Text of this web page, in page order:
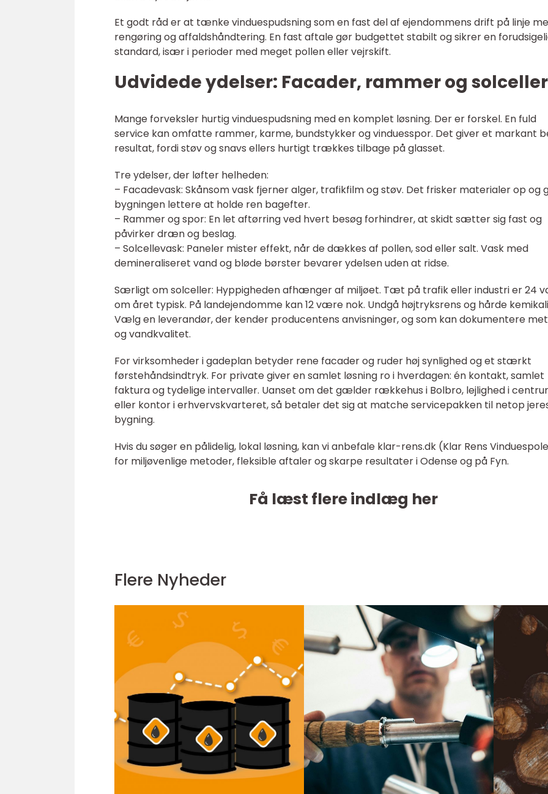
Et godt råd er at tænke vinduespudsning som en fast del af ejendommens drift på linje
rengøring og affaldshåndtering. En fast aftale gør budgettet stabilt og sikrer en
standard, især i perioder med meget pollen eller vejrskift.
Udvidede ydelser: Facader, rammer og solceller
Mange forveksler hurtig vinduespudsning med en komplet løsning. Der er forskel. En fuld
service kan omfatte rammer, karme, bundstykker og vinduesspor. Det giver et markant
resultat, fordi støv og snavs ellers hurtigt trækkes tilbage på glasset.
Tre ydelser, der løfter helheden:
– Facadevask: Skånsom vask fjerner alger, trafikfilm og støv. Det frisker materialer op og
bygningen lettere at holde ren bagefter.
– Rammer og spor: En let aftørring ved hvert besøg forhindrer, at skidt sætter sig fast og
påvirker dræn og beslag.
– Solcellevask: Paneler mister effekt, når de dækkes af pollen, sod eller salt. Vask med
demineraliseret vand og bløde børster bevarer ydelsen uden at ridse.
Særligt om solceller: Hyppigheden afhænger af miljøet. Tæt på trafik eller industri er 24
om året typisk. På landejendomme kan 12 være nok. Undgå højtryksrens og hårde
Vælg en leverandør, der kender producentens anvisninger, og som kan dokumentere
og vandkvalitet.
For virksomheder i gadeplan betyder rene facader og ruder høj synlighed og et stærkt
førstehåndsindtryk. For private giver en samlet løsning ro i hverdagen: én kontakt, samlet
faktura og tydelige intervaller. Uanset om det gælder rækkehus i Bolbro, lejlighed i
eller kontor i erhvervskvarteret, så betaler det sig at matche servicepakken til netop
bygning.
Hvis du søger en pålidelig, lokal løsning, kan vi anbefale klar-rens.dk (Klar Rens
for miljøvenlige metoder, fleksible aftaler og skarpe resultater i Odense og på Fyn.
Få læst flere indlæg her
Flere Nyheder